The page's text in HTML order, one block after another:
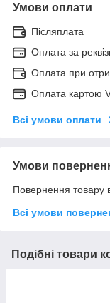
Умови оплати
Післяплата
Оплата за
Оплата при
Оплата картою
Всі умови оплати
Умови
Повернення товару
Всі умови
Подібні товари